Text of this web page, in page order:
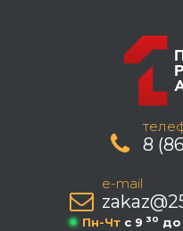
8
e-mail
Пн-Чт c 9 30 до